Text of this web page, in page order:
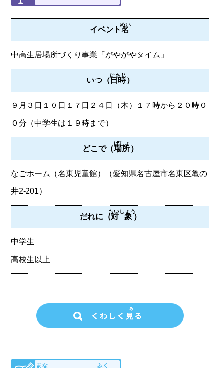
イベント名
めい
中高生居場所づくり事業「がやがやタイム」
いつ（日時
にちじ
）
９月３日１０日１７日２４日（木）１７時から２０時０
０分（中学生は１９時まで）
どこで（場所
ばしょ
）
なごホーム（名東児童館）（愛知県名古屋市名東区亀の
井2-201）
だれに（対象
たいしょう
）
中学生
高校生以上